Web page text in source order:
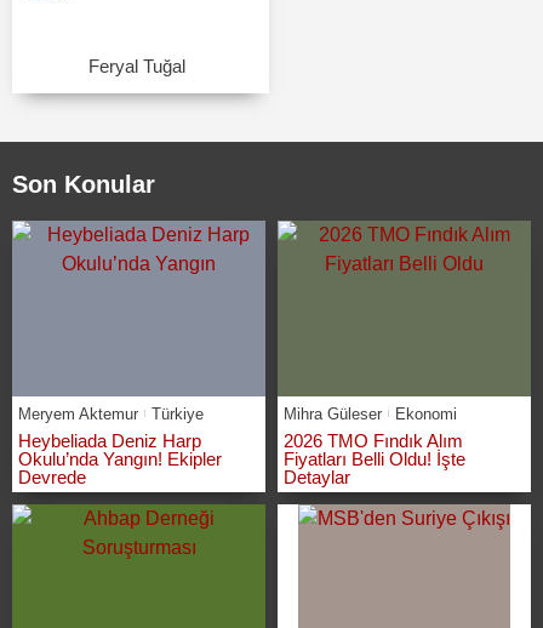
Feryal Tuğal
Son Konular
Meryem Aktemur Türkiye
Heybeliada Deniz Harp
Okulu’nda Yangın! Ekipler
Devrede
Mihra Güleser Ekonomi
2026 TMO Fındık Alım
Fiyatları Belli Oldu! İşte
Detaylar